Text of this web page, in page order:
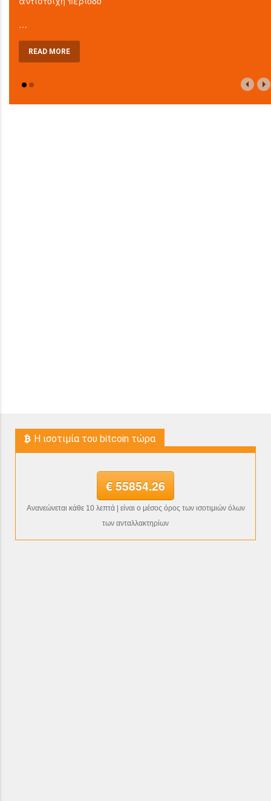
…
READ MORE
H ισοτιμία του bitcoin τώρα
€ 55854.26
Ανανεώνεται κάθε 10 λεπτά | είναι ο μέσος όρος των ισοτιμιών όλων
των ανταλλακτηρίων